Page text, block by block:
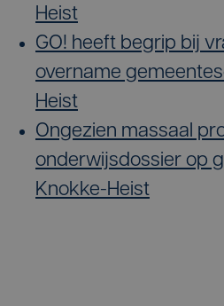
Heist
GO! heeft begrip bij
overname
Heist
Ongezien massaal
onderwijsdossier op
Knokke-Heist